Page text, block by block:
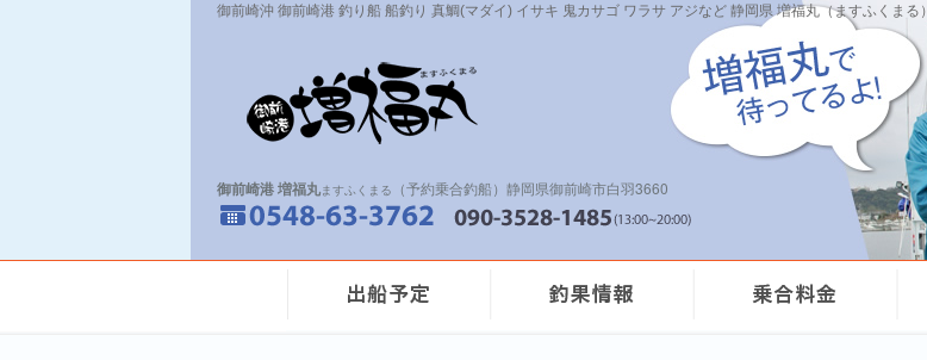
御前崎沖 御前崎港 釣り船 船釣り 真鯛(マダイ) イサキ 鬼カサゴ ワラサ アジなど 静岡県 増福丸（ますふくまる）
御前崎港 増福丸ますふくまる （予約乗合釣船）静岡県御前崎市白羽3660